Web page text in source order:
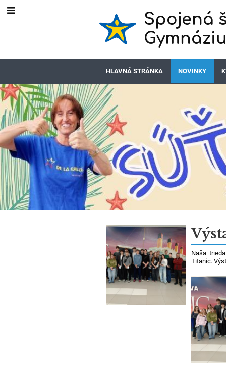
Spojená
HLAVNÁ STRÁNKA NOVINKY
Novinky
Naša
Titanic.